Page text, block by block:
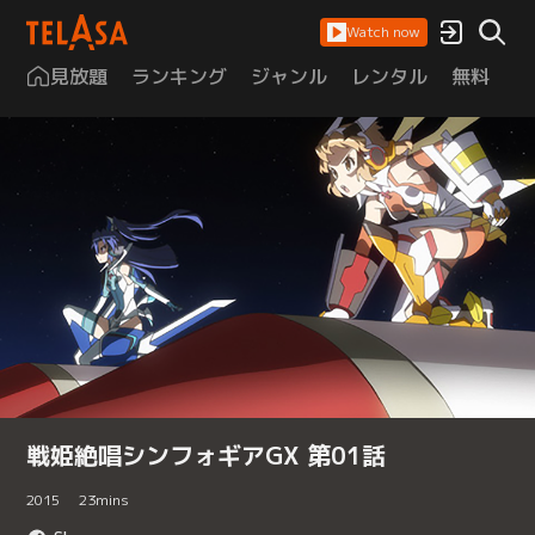
Watch now
見放題 ランキング ジャンル レンタル 無料
戦姫絶唱シンフォギアGX 第01話
2015 23mins